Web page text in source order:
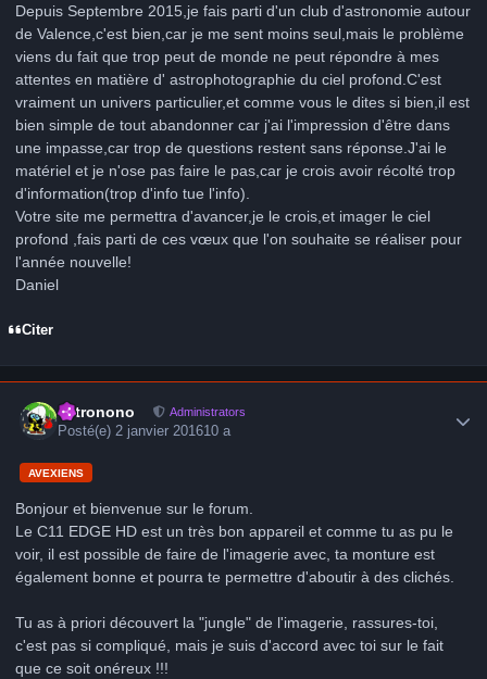
Depuis Septembre 2015,je fais parti d'un club d'astronomie autour
de Valence,c'est bien,car je me sent moins seul,mais le problème
viens du fait que trop peut de monde ne peut répondre à mes
attentes en matière d' astrophotographie du ciel profond.C'est
vraiment un univers particulier,et comme vous le dites si bien,il est
bien simple de tout abandonner car j'ai l'impression d'être dans
une impasse,car trop de questions restent sans réponse.J'ai le
matériel et je n'ose pas faire le pas,car je crois avoir récolté trop
d'information(trop d'info tue l'info).
Votre site me permettra d'avancer,je le crois,et imager le ciel
profond ,fais parti de ces vœux que l'on souhaite se réaliser pour
l'année nouvelle!
Daniel
Citer
astronono Administrators
Posté(e)2 janvier 201610 a
AVEXIENS
Bonjour et bienvenue sur le forum.
Le C11 EDGE HD est un très bon appareil et comme tu as pu le
voir, il est possible de faire de l'imagerie avec, ta monture est
également bonne et pourra te permettre d'aboutir à des clichés.
Tu as à priori découvert la "jungle" de l'imagerie, rassures-toi,
c'est pas si compliqué, mais je suis d'accord avec toi sur le fait
que ce soit onéreux !!!